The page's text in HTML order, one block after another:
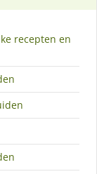
recepten en